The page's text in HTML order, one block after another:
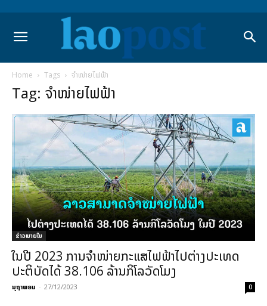
Home Tags ຈຳໜ່າຍໄຟຟ້າ
Tag: ຈຳໜ່າຍໄຟຟ້າ
ຂ່າວພາຍ​ໃນ
ໃນປີ 2023 ການຈໍາໜ່າຍກະແສໄຟຟ້າໄປຕ່າງປະເທດ
ປະຕິບັດໄດ້ 38.106 ລ້ານກິໂລວັດໂມງ
ນຸຖາພອນ - 27/12/2023 0